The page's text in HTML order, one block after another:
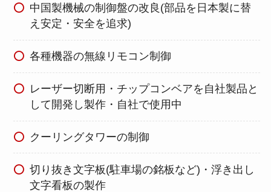
中国製機械の制御盤の改良(部品を日本製に替
え安定・安全を追求)
各種機器の無線リモコン制御
レーザー切断用・チップコンベアを自社製品と
して開発し製作・自社で使用中
クーリングタワーの制御
切り抜き文字板(駐車場の銘板など)・浮き出し
文字看板の製作